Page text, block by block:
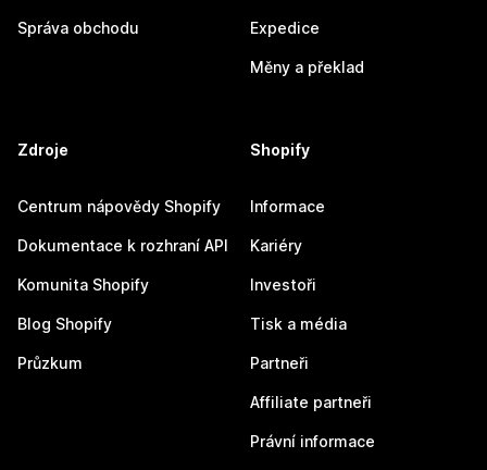
Správa obchodu Expedice
Měny a překlad
Zdroje
Centrum nápovědy Shopify
Dokumentace k rozhraní API
Komunita Shopify
Blog Shopify
Průzkum
Shopify
Informace
Kariéry
Investoři
Tisk a média
Partneři
Affiliate partneři
Právní informace